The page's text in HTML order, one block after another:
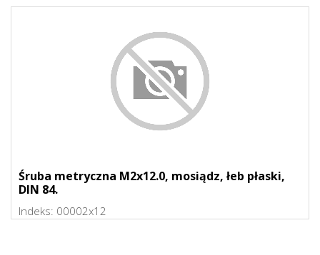
Śruba metryczna M2x12.0, mosiądz, łeb płaski,
DIN 84.
Indeks: 00002x12